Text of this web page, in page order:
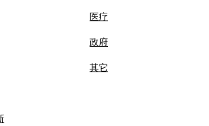
医疗
政府
其它